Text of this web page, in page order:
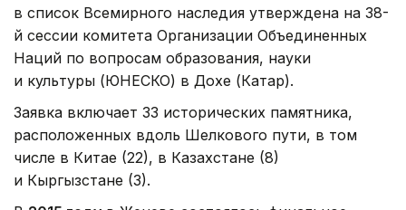
в список Всемирного наследия утверждена на 38-
й сессии комитета Организации Объединенных
Наций по вопросам образования, науки
и культуры (ЮНЕСКО) в Дохе (Катар).
Заявка включает 33 исторических памятника,
расположенных вдоль Шелкового пути, в том
числе в Китае (22), в Казахстане (8)
и Кыргызстане (3).